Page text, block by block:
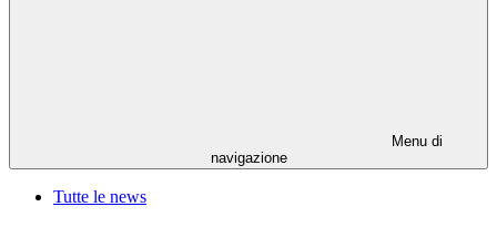
Menu di
navigazione
Tutte le news